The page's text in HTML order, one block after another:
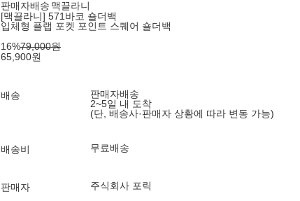
판매자배송 맥끌라니
[맥끌라니] 571바코 숄더백
입체형 플랩 포켓 포인트 스퀘어 숄더백
16%79,000원
65,900원
배송
판매자배송
2~5일 내 도착
(단, 배송사·판매자 상황에 따라 변동 가능)
배송비 무료배송
판매자 주식회사 포릭